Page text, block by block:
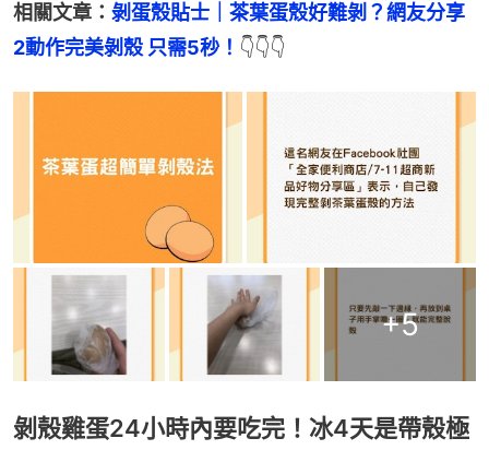
相關文章： 剝蛋殼貼士｜茶葉蛋殼好難剝？網友分享
2動作完美剝殼 只需5秒！ 👇👇👇
+5
剝殼雞蛋24小時內要吃完！冰4天是帶殼極